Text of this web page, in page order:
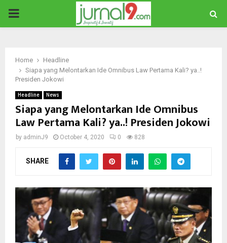
PRIMARY
Home
Headline
Siapa yang Melontarkan Ide Omnibus Law Pertama Kali? ya..!
Presiden Jokowi
Headline News
Siapa yang Melontarkan Ide Omnibus
Law Pertama Kali? ya..! Presiden Jokowi
by adminJ9 October 4, 2020 0 828
SHARE